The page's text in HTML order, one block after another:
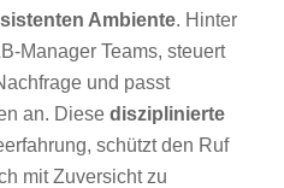
Ambiente. Hinter
Manager Teams, steuert
und passt
an. Diesedisziplinierte
schützt den Ruf
mit Zuversicht zu